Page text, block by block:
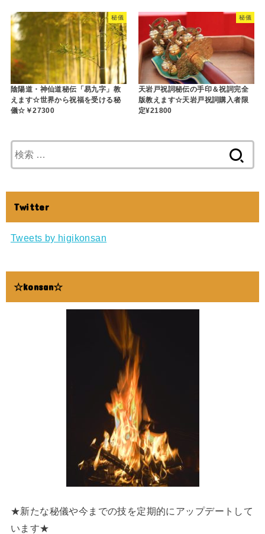
秘儀
陰陽道・神仙道秘伝「易九字」教
えます☆世界から祝福を受ける秘
儀☆￥27300
秘儀
天岩戸祝詞秘伝の手印＆祝詞完全
版教えます☆天岩戸祝詞購入者限
定¥21800
索
Twitter
Tweets by higikonsan
☆konsan☆
★新たな秘儀や今までの技を定期的にアップデートして
います★